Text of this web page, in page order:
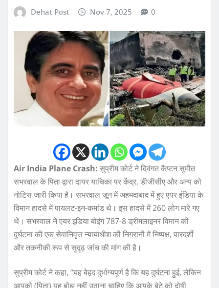
Dehat Post Nov 7, 2025 0
Air India Plane Crash: सुप्रीम कोर्ट ने दिवंगत कैप्टन सुमीत
सभरवाल के पिता द्वारा दायर याचिका पर केंद्र, डीजीसीए और अन्य को
नोटिस जारी किया है। सभरवाल जून में अहमदाबाद में हुए एयर इंडिया के
विमान हादसे में पायलट-इन-कमांड थे। इस हादसे में 260 लोग मारे गए
थे। सभरवाल ने एयर इंडिया बोइंग 787-8 ड्रीमलाइनर विमान की
दुर्घटना की एक सेवानिवृत्त न्यायाधीश की निगरानी में निष्पक्ष, पारदर्शी
और तकनीकी रूप से सुदृढ़ जांच की मांग की है।
सुप्रीम कोर्ट ने कहा, “यह बेहद दुर्भाग्यपूर्ण है कि यह दुर्घटना हुई, लेकिन
आपको (पिता) यह बोझ नहीं उठाना चाहिए कि आपके बेटे को दोषी